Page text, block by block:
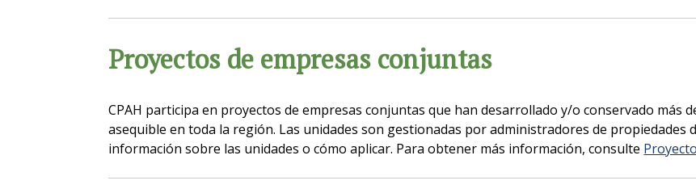
Proyectos de empresas conjuntas
CPAH participa en proyectos de empresas conjuntas que han desarrollado y/o conservado más
asequible en toda la región. Las unidades son gestionadas por administradores de
información sobre las unidades o cómo aplicar. Para obtener más información, consulte